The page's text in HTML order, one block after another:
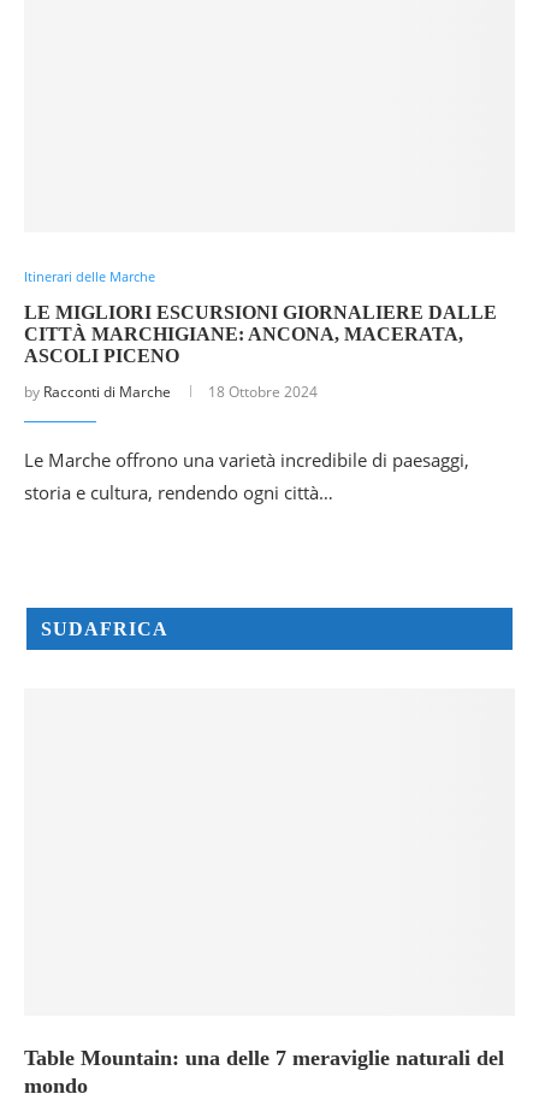
Itinerari delle Marche
LE MIGLIORI ESCURSIONI GIORNALIERE DALLE
CITTÀ MARCHIGIANE: ANCONA, MACERATA,
ASCOLI PICENO
by Racconti di Marche 18 Ottobre 2024
Le Marche offrono una varietà incredibile di paesaggi,
storia e cultura, rendendo ogni città…
SUDAFRICA
Table Mountain: una delle 7 meraviglie naturali del
mondo